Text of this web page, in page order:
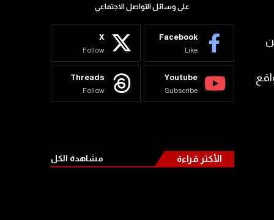
على وسائل التواصل الاجتماعي
Facebook
Like
X
Follow
Youtube
Subscribe
Threads
Follow
الأكثر قراءة مشاهدة الكل